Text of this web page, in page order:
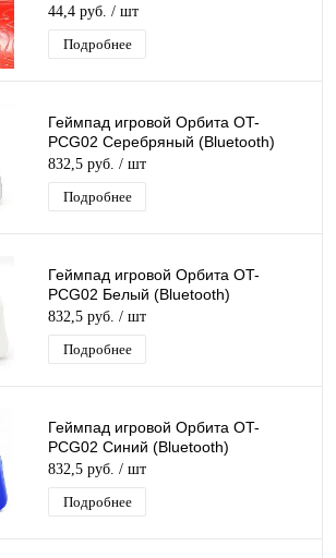
44,4 руб. / шт
Подробнее
Геймпад игровой Орбита OT-
PCG02 Серебряный (Bluetooth)
832,5 руб. / шт
Подробнее
Геймпад игровой Орбита OT-
PCG02 Белый (Bluetooth)
832,5 руб. / шт
Подробнее
Геймпад игровой Орбита OT-
PCG02 Синий (Bluetooth)
832,5 руб. / шт
Подробнее